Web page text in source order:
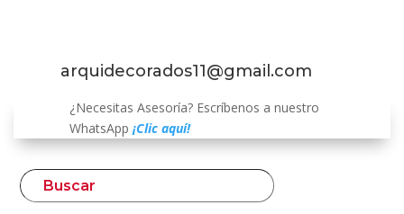
arquidecorados11@gmail.com
¿Necesitas Asesoría? Escríbenos a nuestro
WhatsApp ¡Clic aquí!